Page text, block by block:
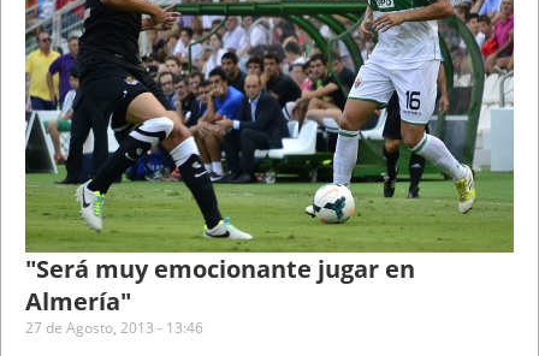
"Será muy emocionante jugar en
Almería"
27 de Agosto, 2013 - 13:46